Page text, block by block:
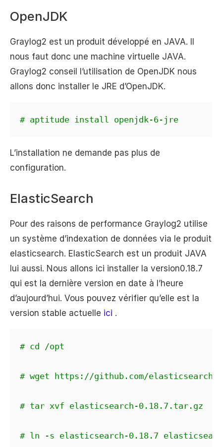
OpenJDK
Graylog2 est un produit développé en JAVA. Il
nous faut donc une machine virtuelle JAVA.
Graylog2 conseil l’utilisation de OpenJDK nous
allons donc installer le JRE d’OpenJDK.
# aptitude install openjdk-6-jre
L’installation ne demande pas plus de
configuration.
ElasticSearch
Pour des raisons de performance Graylog2 utilise
un système d’indexation de données via le produit
elasticsearch. ElasticSearch est un produit JAVA
lui aussi. Nous allons ici installer la version0.18.7
qui est la dernière version en date à l’heure
d’aujourd’hui. Vous pouvez vérifier qu’elle est la
version stable actuelle ici .
# cd /opt
# wget https://github.com/
# tar xvf elasticsearch-0.18.7.tar.gz
# ln -s elasticsearch-0.18.7